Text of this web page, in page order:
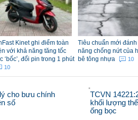
Kinet ghi điểm toàn
với khả năng tăng tốc
‘bốc’, đổi pin trong 1 phút
10
Tiêu chuẩn mới
năng chống nứt của
bê tông nhựa
10
cho bưu chính
số
TCVN
khối lượng
ống bọc